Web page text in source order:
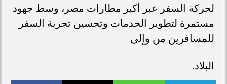
لحركة السفر عبر أكبر مطارات مصر، وسط جهود
مستمرة لتطوير الخدمات وتحسين تجربة السفر
للمسافرين من وإلى
البلاد.